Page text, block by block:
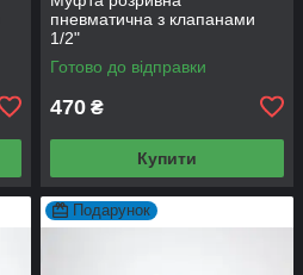
пневматична з клапанами
1/2"
Готово до відправки
470 ₴
Купити
Подарунок